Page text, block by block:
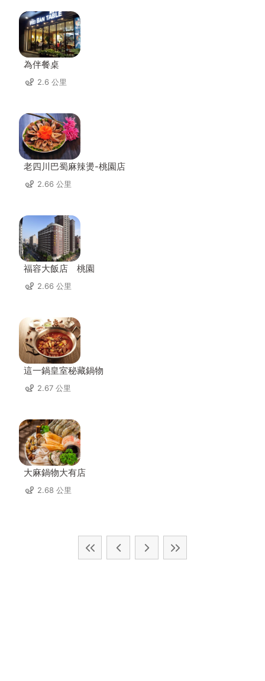
為伴餐桌
2.6 公里
老四川巴蜀麻辣燙-桃園店
2.66 公里
福容大飯店 桃園
2.66 公里
這一鍋皇室秘藏鍋物
2.67 公里
大麻鍋物大有店
2.68 公里